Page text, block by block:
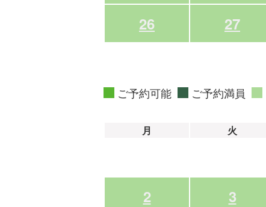
26
27
ご予約可能 ご予約満員
月 火
2
3